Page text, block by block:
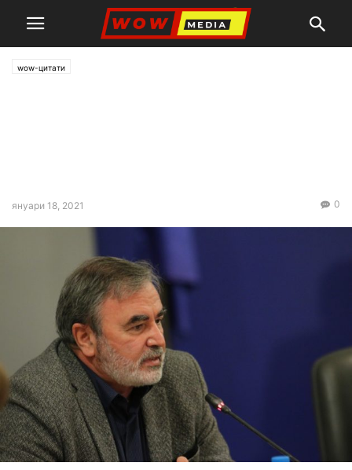
wow-цитати
януари 18, 2021 0